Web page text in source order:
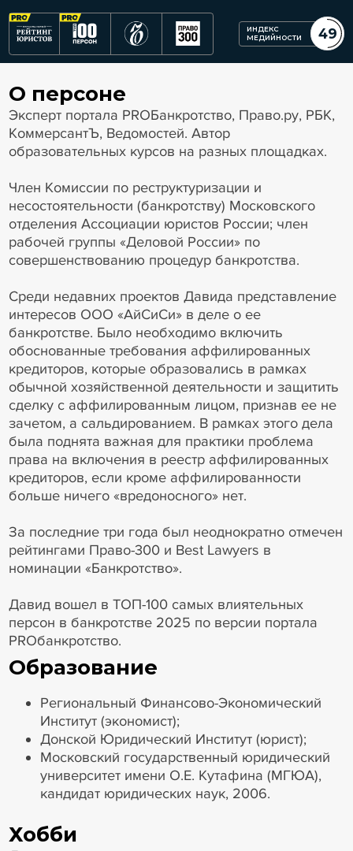
ИНДЕКС
МЕДИЙНОСТИ
49
О персоне
Эксперт портала PROБанкротство, Право.ру, РБК,
КоммерсантЪ, Ведомостей. Автор
образовательных курсов на разных площадках.
Член Комиссии по реструктуризации и
несостоятельности (банкротству) Московского
отделения Ассоциации юристов России; член
рабочей группы «Деловой России» по
совершенствованию процедур банкротства.
Среди недавних проектов Давида представление
интересов ООО «АйСиСи» в деле о ее
банкротстве. Было необходимо включить
обоснованные требования аффилированных
кредиторов, которые образовались в рамках
обычной хозяйственной деятельности и защитить
сделку с аффилированным лицом, признав ее не
зачетом, а сальдированием. В рамках этого дела
была поднята важная для практики проблема
права на включения в реестр аффилированных
кредиторов, если кроме аффилированности
больше ничего «вредоносного» нет.
За последние три года был неоднократно отмечен
рейтингами Право-300 и Best Lawyers в
номинации «Банкротство».
Давид вошел в ТОП-100 самых влиятельных
персон в банкротстве 2025 по версии портала
PROбанкротство.
Образование
Региональный Финансово-Экономический
Институт (экономист);
Донской Юридический Институт (юрист);
Московский государственный юридический
университет имени О.Е. Кутафина (МГЮА),
кандидат юридических наук, 2006.
Хобби